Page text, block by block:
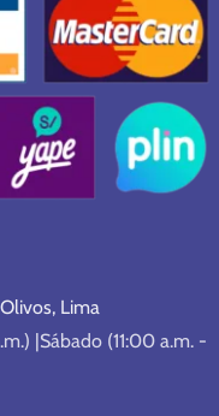
Lima
|Sábado (11:00 a.m. -